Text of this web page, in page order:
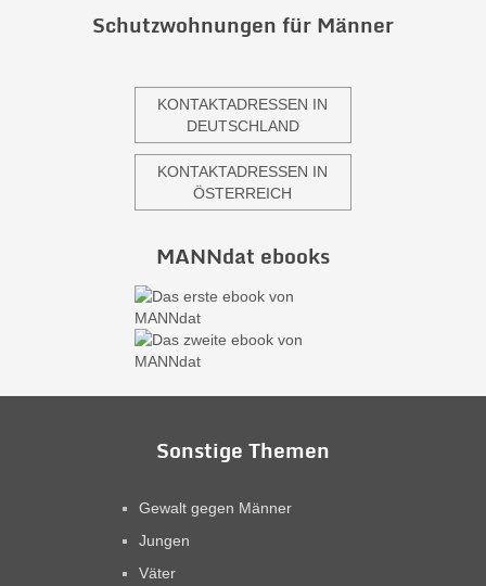
Schutzwohnungen für Männer
KONTAKTADRESSEN IN
DEUTSCHLAND
KONTAKTADRESSEN IN
ÖSTERREICH
MANNdat ebooks
Sonstige Themen
Gewalt gegen Männer
Jungen
Väter